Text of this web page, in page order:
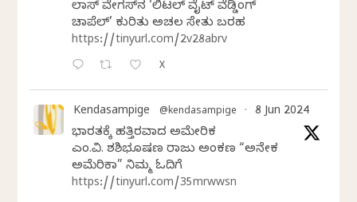
ಲಾಸ್‌ ವೇಗಸ್‌ನ ‘ಲಿಟಲ್ ವೈಟ್ ವೆಡ್ಡಿಂಗ್
ಚಾಪೆಲ್’ ಕುರಿತು ಅಚಲ ಸೇತು ಬರಹ
https://tinyurl.com/2v28abrv
X
Kendasampige @kendasampige · 8 Jun 2024
ಭಾರತಕ್ಕೆ ಹತ್ತಿರವಾದ ಅಮೇರಿಕ
ಎಂ.ವಿ. ಶಶಿಭೂಷಣ ರಾಜು ಅಂಕಣ “ಅನೇಕ
ಅಮೆರಿಕಾ” ನಿಮ್ಮ ಓದಿಗೆ
https://tinyurl.com/35mrwwsn